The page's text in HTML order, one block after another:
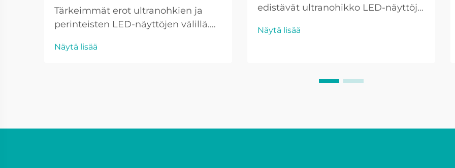
Tärkeimmät erot ultranohkien ja
perinteisten LED-näyttöjen välillä.
Ultrathin LED-näytöt ovat läpimurto
Näytä lisää
edistävät ultranohikko LED-näyttöjä
Mini- ja Micro LED:t uudistavat
Näytä lisää